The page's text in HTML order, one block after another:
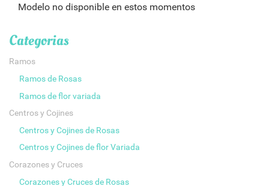
Modelo no disponible en estos momentos
Categorias
Ramos
Ramos de Rosas
Ramos de flor variada
Centros y Cojines
Centros y Cojines de Rosas
Centros y Cojines de flor Variada
Corazones y Cruces
Corazones y Cruces de Rosas